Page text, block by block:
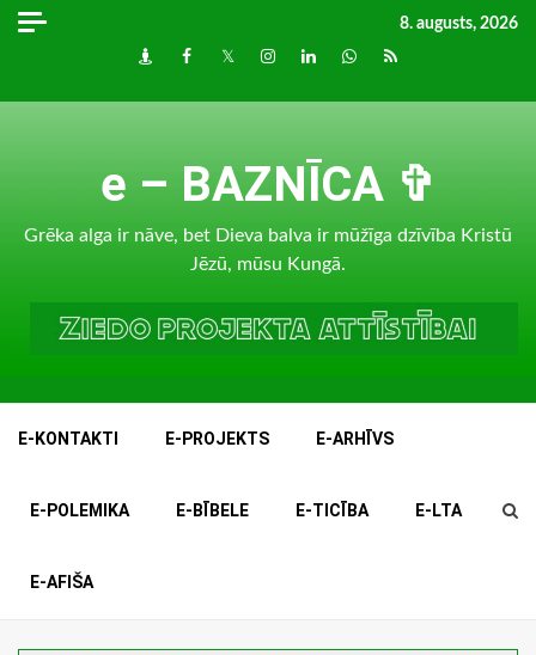
Skip
8. augusts, 2026
DraugiemFacebook
TwitterInstagram
LinkedInwhatsapp
RSS
e – BAZNĪCA ✞
Grēka alga ir nāve, bet Dieva balva ir mūžīga dzīvība Kristū
Jēzū, mūsu Kungā.
E-KONTAKTI E-PROJEKTS E-ARHĪVS
E-POLEMIKA E-BĪBELE E-TICĪBA E-LTA
E-AFIŠA